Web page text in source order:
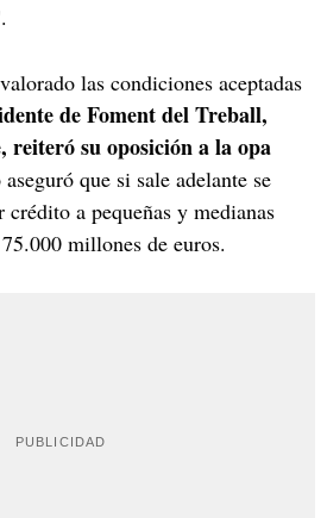
las condiciones aceptadas
de Foment del Treball,
reiteró su oposición a la opa
que si sale adelante se
a pequeñas y medianas
millones de euros.